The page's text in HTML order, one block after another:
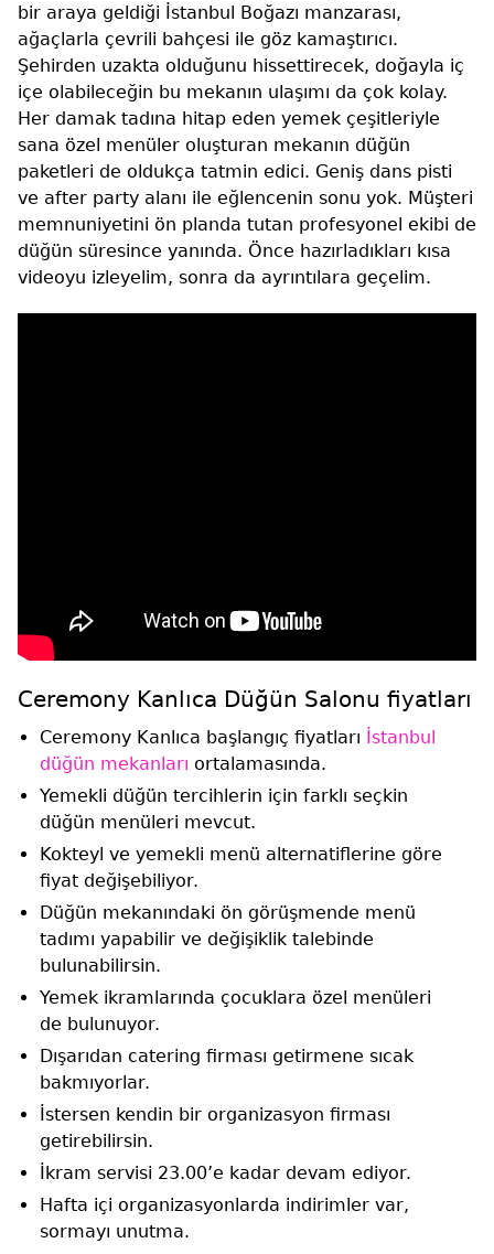
bir araya geldiği İstanbul Boğazı manzarası,
ağaçlarla çevrili bahçesi ile göz kamaştırıcı.
Şehirden uzakta olduğunu hissettirecek, doğayla iç
içe olabileceğin bu mekanın ulaşımı da çok kolay.
Her damak tadına hitap eden yemek çeşitleriyle
sana özel menüler oluşturan mekanın düğün
paketleri de oldukça tatmin edici. Geniş dans pisti
ve after party alanı ile eğlencenin sonu yok. Müşteri
memnuniyetini ön planda tutan profesyonel ekibi de
düğün süresince yanında. Önce hazırladıkları kısa
videoyu izleyelim, sonra da ayrıntılara geçelim.
Ceremony Kanlıca Düğün Salonu fiyatları
Ceremony Kanlıca başlangıç fiyatları İstanbul
düğün mekanları ortalamasında.
Yemekli düğün tercihlerin için farklı seçkin
düğün menüleri mevcut.
Kokteyl ve yemekli menü alternatiflerine göre
fiyat değişebiliyor.
Düğün mekanındaki ön görüşmende menü
tadımı yapabilir ve değişiklik talebinde
bulunabilirsin.
Yemek ikramlarında çocuklara özel menüleri
de bulunuyor.
Dışarıdan catering firması getirmene sıcak
bakmıyorlar.
İstersen kendin bir organizasyon firması
getirebilirsin.
İkram servisi 23.00’e kadar devam ediyor.
Hafta içi organizasyonlarda indirimler var,
sormayı unutma.